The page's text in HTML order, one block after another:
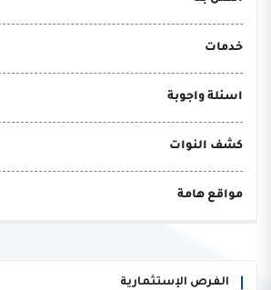
خدمات
اسئلة واجوبة
كشف النوات
مواقع هامة
الفرص الإستثمارية